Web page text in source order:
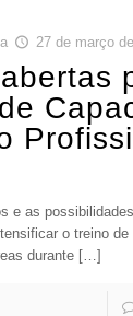
27 de março
e as
o treino de
durante […]